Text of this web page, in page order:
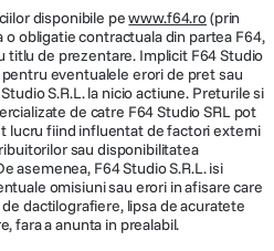
disponibile pewww.f64.ro(prin
obligatie contractuala din partea F64,
titlu de prezentare. Implicit F64 Studio
eventualele erori de pret sau
S.R.L. la nicio actiune. Preturile si
de catre F64 Studio SRL pot
lucru fiind influentat de factori externi
sau disponibilitatea
asemenea, F64 Studio S.R.L. isi
omisiuni sau erori in afisare care
dactilografiere, lipsa de acuratete
fara a anunta in prealabil.